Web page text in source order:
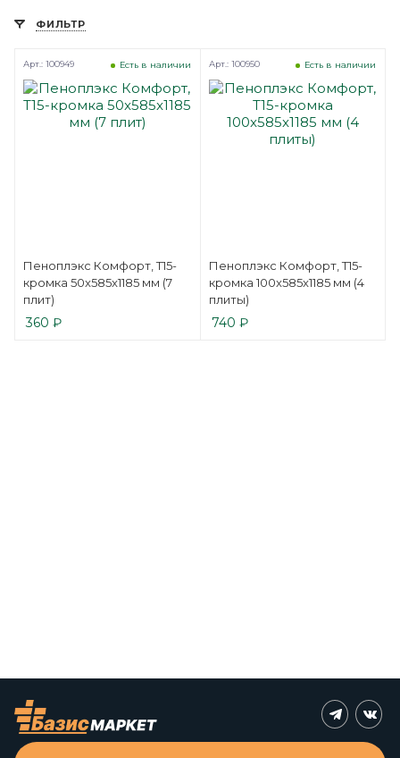
ФИЛЬТР
Пеноплэкс Комфорт, Т15-
кромка 50x585x1185 мм (7
плит)
Есть в наличии
Арт.: 100949
360 ₽
Пеноплэкс Комфорт, Т15-
кромка 100x585x1185 мм (4
плиты)
Есть в наличии
Арт.: 100950
740 ₽